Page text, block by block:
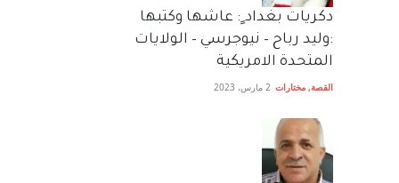
دكريات بغداد ٍ: عاشها وكتبها
:وليد رباح – نيوجرسي – الولايات
المتحدة الامريكية
القصة, مختارات 2 مارس، 2023